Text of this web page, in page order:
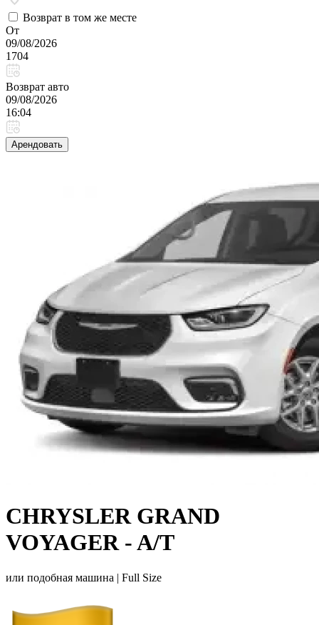
Возврат в том же месте
От
09/08/2026
1704
Возврат авто
09/08/2026
16:04
Арендовать
CHRYSLER GRAND
VOYAGER - A/T
или подобная машина | Full Size